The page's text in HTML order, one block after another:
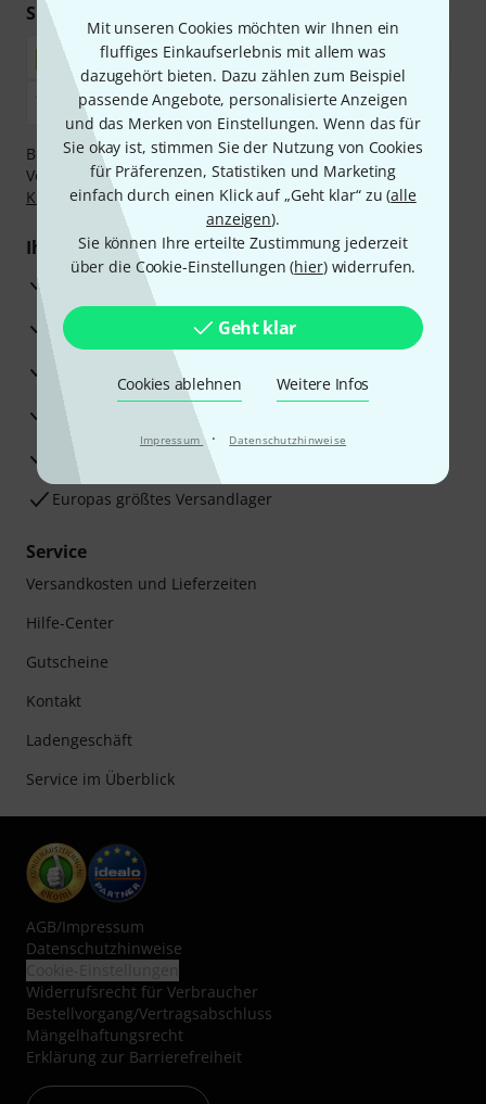
Mit unseren Cookies möchten wir Ihnen ein
fluffiges Einkaufserlebnis mit allem was
dazugehört bieten. Dazu zählen zum Beispiel
passende Angebote, personalisierte Anzeigen
und das Merken von Einstellungen. Wenn das für
Sie okay ist, stimmen Sie der Nutzung von Cookies
für Präferenzen, Statistiken und Marketing
einfach durch einen Klick auf „Geht klar“ zu (alle
anzeigen).
Sie können Ihre erteilte Zustimmung jederzeit
über die Cookie-Einstellungen (hier) widerrufen.
Geht klar
Cookies ablehnen Weitere Infos
Impressum · Datenschutzhinweise
Sicher einkaufen & bezahlen
Bezahlen Sie vertraulich und sicher per Nachnahme,
Vorkasse, PayPal, Amazon Pay,Klarna Sofort bezahlen
Klarna Ratenzahlungoder Kreditkarte.
Ihre Vorteile
3 Jahre Thomann Garantie
30 Tage Money-Back-Garantie
Beratung durch Fachexperten
Zufriedenheitsgarantie
Europas größtes Versandlager
Service
Versandkosten und Lieferzeiten
Hilfe-Center
Gutscheine
Kontakt
Ladengeschäft
Service im Überblick
AGB/Impressum
Datenschutzhinweise
Widerrufsrecht für Verbraucher
Bestellvorgang/Vertragsabschluss
Mängelhaftungsrecht
Erklärung zur Barrierefreiheit